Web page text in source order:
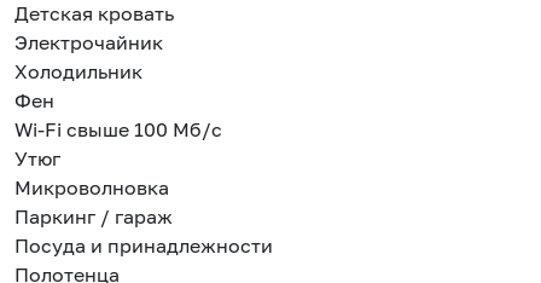
Детская кровать
Электрочайник
Холодильник
Фен
Wi-Fi свыше 100 Мб/с
Утюг
Микроволновка
Паркинг / гараж
Посуда и принадлежности
Полотенца